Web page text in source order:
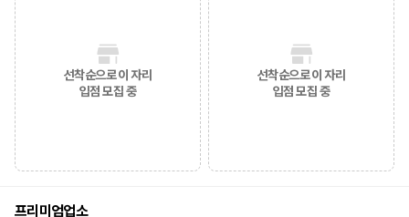
선착순으로 이 자리
입점 모집 중
선착순으로 이 자리
입점 모집 중
프리미엄업소